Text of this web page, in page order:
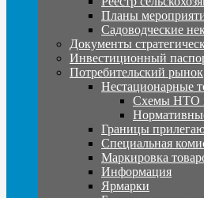
Планы
Садоводческие
Документы
Инвестиционный
Потребительский рынок
Нестационарные
Схемы НТО
Границы
Специальная
Маркировка
Информация
Ярмарки